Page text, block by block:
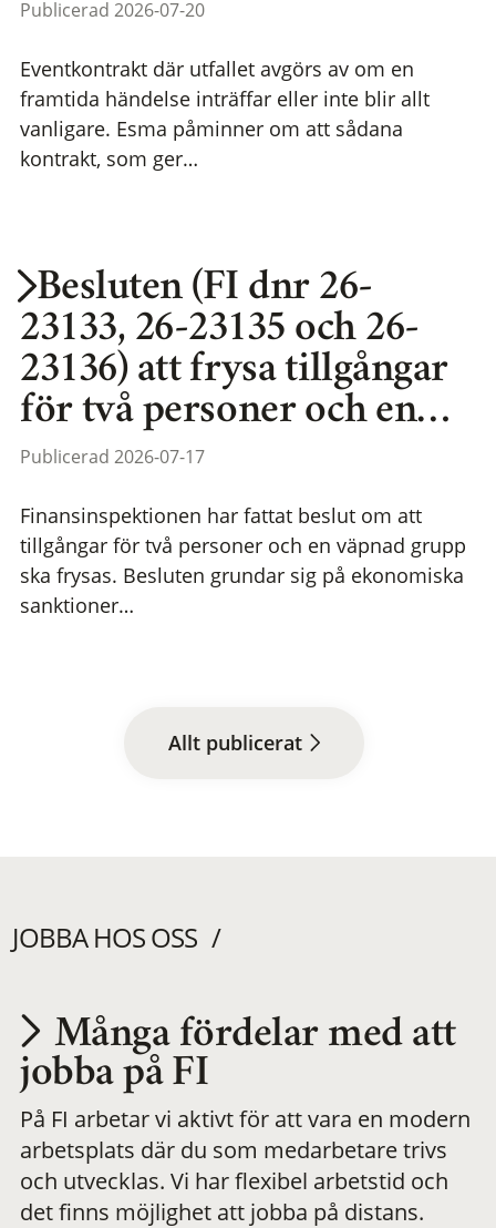
Publicerad 2026-07-20
Eventkontrakt där utfallet avgörs av om en
framtida händelse inträffar eller inte blir allt
vanligare. Esma påminner om att sådana
kontrakt, som ger…
Besluten (FI dnr 26-
23133, 26-23135 och 26-
23136) att frysa tillgångar
för två personer och en…
Publicerad 2026-07-17
Finansinspektionen har fattat beslut om att
tillgångar för två personer och en väpnad grupp
ska frysas. Besluten grundar sig på ekonomiska
sanktioner…
Allt publicerat
JOBBA HOS OSS
Utvecklas på en
meningsfull och
flexibel
Många fördelar med att
jobba på FI
På FI arbetar vi aktivt för att vara en modern
arbetsplats där du som medarbetare trivs
och utvecklas. Vi har flexibel arbetstid och
det finns möjlighet att jobba på distans.